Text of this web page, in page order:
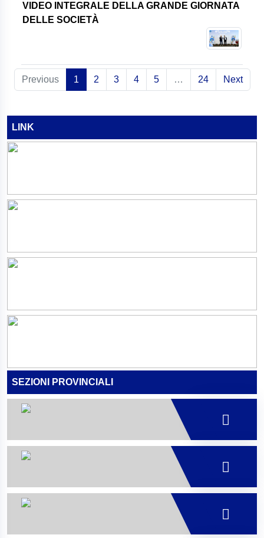
VIDEO INTEGRALE DELLA GRANDE GIORNATA
DELLE SOCIETÀ
Previous 1 2 3 4 5 … 24 Next
LINK
SEZIONI PROVINCIALI